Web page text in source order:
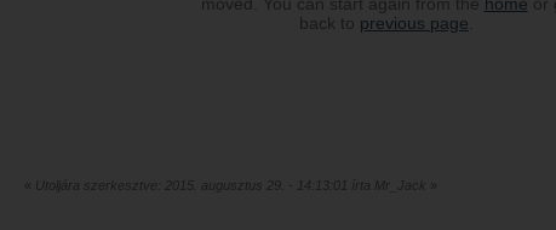
« Utoljára szerkesztve: 2015. augusztus 29. - 14:13:01 írta Mr_Jack »